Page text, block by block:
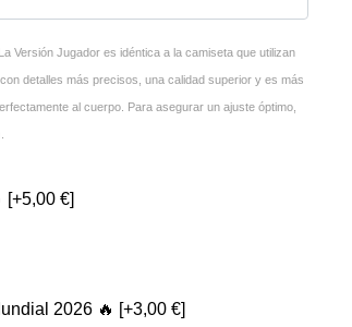
Versión Jugador es idéntica a la camiseta que utilizan
detalles más precisos, una calidad superior y es más
al cuerpo. Para asegurar un ajuste óptimo,
[+5,00 €]
2026 🔥 [+3,00 €]